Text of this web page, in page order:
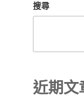
搜尋
近期文